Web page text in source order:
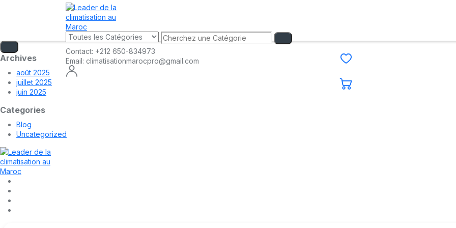
Archives
août 2025
juillet 2025
juin 2025
Categories
Blog
Uncategorized
Contact: +212 650-834973
Email: climatisationmarocpro@gmail.com